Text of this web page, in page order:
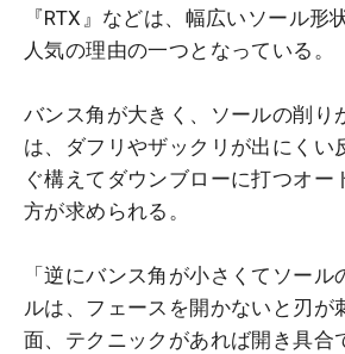
『RTX』などは、幅広いソール形
人気の理由の一つとなっている。
バンス角が大きく、ソールの削り
は、ダフリやザックリが出にくい
ぐ構えてダウンブローに打つオー
方が求められる。
「逆にバンス角が小さくてソー
ルは、フェースを開かないと刃が
面、テクニックがあれば開き具合